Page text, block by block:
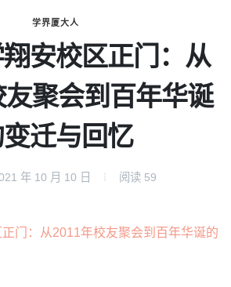
学界厦大人
安校区正门：从
聚会到百年华诞
变迁与回忆
年 10 月 10 日 阅读 59